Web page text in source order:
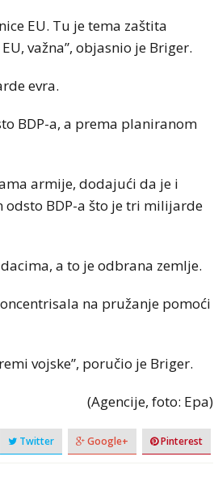
EU. Tu je tema zaštita
važna”, objasnio je Briger.
evra.
BDP-a, a prema planiranom
armije, dodajući da je i
odsto BDP-a što je tri milijarde
a to je odbrana zemlje.
na pružanje pomoći
vojske”, poručio je Briger.
(Agencije, foto: Epa)
Twitter Google+ Pinterest